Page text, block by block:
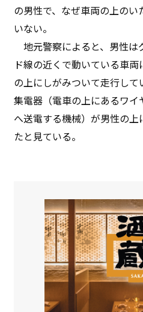
の男性で、なぜ車両の上のい
いない。
地元警察によると、男性は
ド線の近くで動いている車
の上にしがみついて走行し
集電器（電車の上にあるワ
へ送電する機械）が男性の
たと見ている。